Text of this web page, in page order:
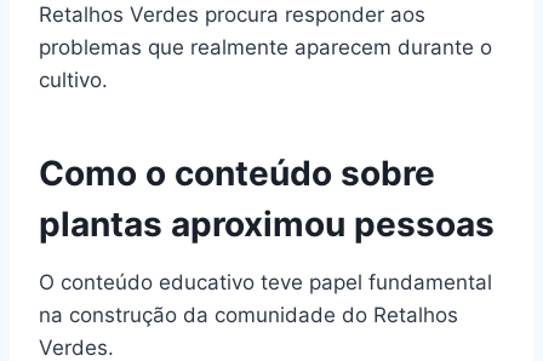
Retalhos Verdes procura responder aos
problemas que realmente aparecem durante o
cultivo.
Como o conteúdo sobre
plantas aproximou pessoas
O conteúdo educativo teve papel fundamental
na construção da comunidade do Retalhos
Verdes.